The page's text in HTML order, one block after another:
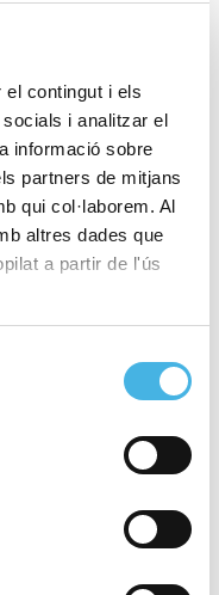
contingut i els
i analitzar el
informació sobre
partners de mitjans
qui col·laborem. Al
altres dades que
a partir de l'ús
torna a
acull una
entre grans
València es